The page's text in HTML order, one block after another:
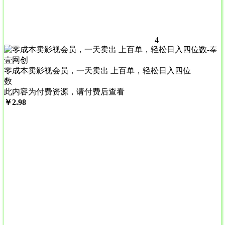
4
零成本卖影视会员，一天卖出 上百单，轻松日入四位
数
此内容为付费资源，请付费后查看
￥2.98